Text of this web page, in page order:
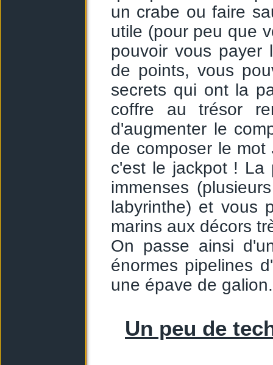
un crabe ou faire
utile (pour peu que
pouvoir vous payer
de points, vous
secrets qui ont la
coffre au trésor
d'augmenter le
de composer le mot
c'est le jackpot ! La
immenses
labyrinthe) et vous
marins aux décors
On passe ainsi
énormes pipelines
une épave de
Un peu de